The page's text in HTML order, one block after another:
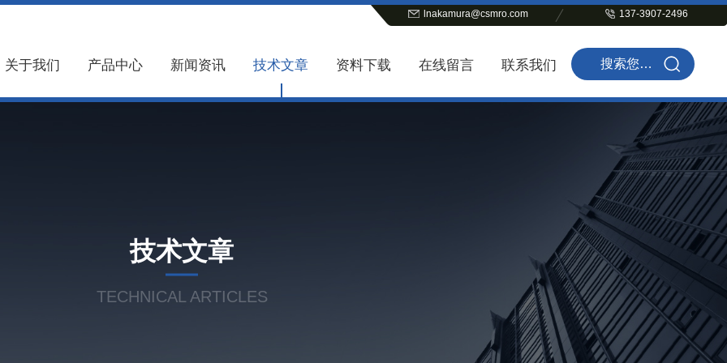
lnakamura@csmro.com 137-3907-2496
关于我们 产品中心 新闻资讯 技术文章 资料下载 在线留言 联系我们
技术文章
TECHNICAL ARTICLES